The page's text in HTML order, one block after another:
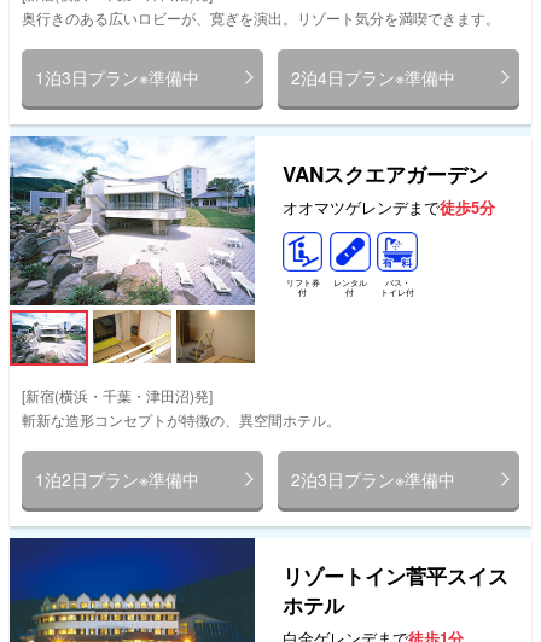
奥行きのある広いロビーが、寛ぎを演出。リゾート気分を満喫できます。
1泊3日プラン※準備中 2泊4日プラン※準備中
VANスクエアガーデン
オオマツゲレンデまで徒歩5分
リフト券
付
レンタル
付
バス・
トイレ付
[新宿(横浜・千葉・津田沼)発]
斬新な造形コンセプトが特徴の、異空間ホテル。
1泊2日プラン※準備中 2泊3日プラン※準備中
リゾートイン菅平スイス
ホテル
白金ゲレンデまで徒歩1分